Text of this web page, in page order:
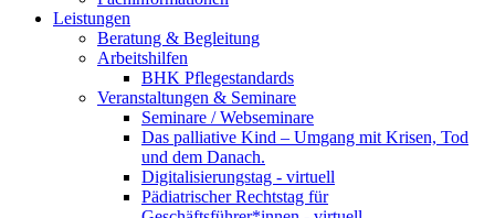
Leistungen
Beratung & Begleitung
Arbeitshilfen
BHK Pflegestandards
Veranstaltungen & Seminare
Seminare / Webseminare
Das palliative Kind – Umgang mit Krisen, Tod
und dem Danach.
Digitalisierungstag - virtuell
Pädiatrischer Rechtstag für